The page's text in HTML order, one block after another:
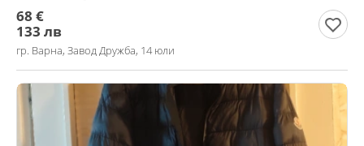
68 €
133 лв
гр. Варна, Завод Дружба, 14 юли